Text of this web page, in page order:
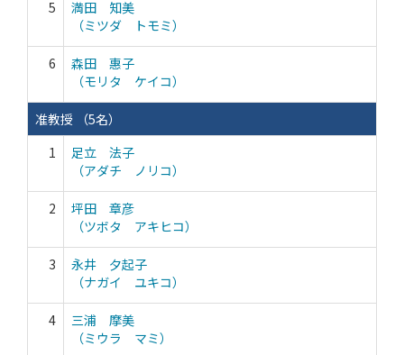
5
満田 知美
（ミツダ トモミ）
6
森田 惠子
（モリタ ケイコ）
准教授 （5名）
1
足立 法子
（アダチ ノリコ）
2
坪田 章彦
（ツボタ アキヒコ）
3
永井 夕起子
（ナガイ ユキコ）
4
三浦 摩美
（ミウラ マミ）